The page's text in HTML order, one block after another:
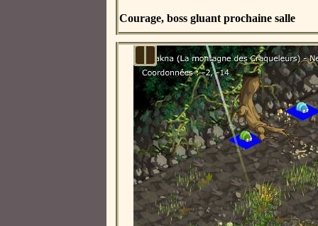
Courage, boss gluant prochaine salle